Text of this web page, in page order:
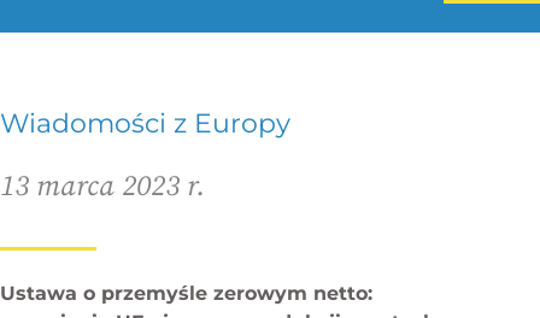
Wiadomości z Europy
13 marca 2023 r.
Ustawa o przemyśle zerowym netto: